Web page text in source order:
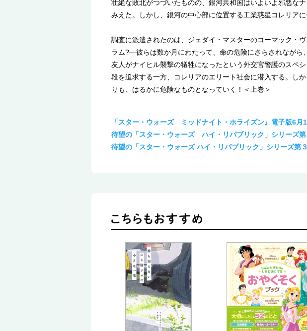
壮絶な敗北がつづいたものの、銀河共和国はいよいよ邪悪な
みえた。しかし、銀河の中心部に位置する工業惑星コレリア
調査に派遣されたのは、ジェダイ・マスターのコーマック・
ラム?―彼らは数か月にわたって、命の危険にさらされながら
友人がナイヒル襲撃の犠牲になったという外交官警護のスペ
段を追求する一方、コレリアのエリート社会に潜入する。し
りも、はるかに危険なものとなっていく！＜上巻＞
「スター・ウォーズ ミッドナイト・ホライズン』電子版6月
待望の「スター・ウォーズ ハイ・リパブリック」シリーズ
待望の「スター・ウォーズ ハイ・リパブリック」シリーズ第